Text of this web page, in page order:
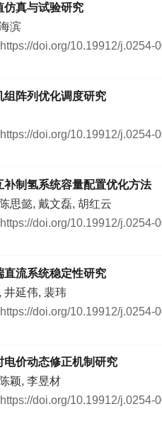
仿真与试验研究
滨
https://doi.org/10.19912/j.0254-
组阵列优化调度研究
https://doi.org/10.19912/j.0254-
制氢系统容量配置优化方法
思懿, 戴文磊, 胡红云
https://doi.org/10.19912/j.0254-
直流系统稳定性研究
井延伟, 裴玮
https://doi.org/10.19912/j.0254-
价动态修正机制研究
颖, 李昱材
https://doi.org/10.19912/j.0254-